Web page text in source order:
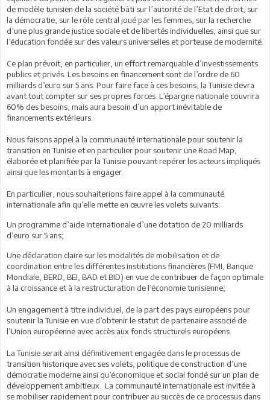
de modèle tunisien de la société bâti sur l’autorité de l’Etat de droit, sur
la démocratie, sur le rôle central joué par les femmes, sur la recherche
d’une plus grande justice sociale et de libertés individuelles, ainsi que sur
l’éducation fondée sur des valeurs universelles et porteuse de modernité.
Ce plan prévoit, en particulier, un effort remarquable d’investissements
publics et privés. Les besoins en financement sont de l’ordre de 60
milliards d’euro sur 5 ans. Pour faire face à ces besoins, la Tunisie devra
avant tout compter sur ses propres forces. L’épargne nationale couvrira
60% des besoins, mais aura besoin d’un apport inévitable de
financements extérieurs.
Nous faisons appel à la communauté internationale pour soutenir la
transition en Tunisie et en particulier pour soutenir une Road Map,
élaborée et planifiée par la Tunisie pouvant repérer les acteurs impliqués
ainsi que les montants à engager.
En particulier, nous souhaiterions faire appel à la communauté
internationale afin qu’elle mette en œuvre les volets suivants:
Un programme d’aide internationale d’une dotation de 20 milliards
d’euro sur 5 ans;
Une déclaration claire sur les modalités de mobilisation et de
coordination entre les différentes institutions financières (FMI, Banque
Mondiale, BERD, BEI, BAD et BID) en vue de contribuer de façon optimale
à la croissance et à la restructuration de l’économie tunisienne;
Un engagement à titre individuel, de la part des pays européens pour
soutenir la Tunisie en vue d’obtenir le statut de partenaire associé de
l’Union européenne avec accès aux fonds structurels européens.
La Tunisie serait ainsi définitivement engagée dans le processus de
transition historique avec ses volets, politique de construction d’une
démocratie moderne ainsi qu’économique et social fondé sur un plan de
développement ambitieux. La communauté internationale est invitée à
se mobiliser rapidement pour contribuer au succès de ce processus dans